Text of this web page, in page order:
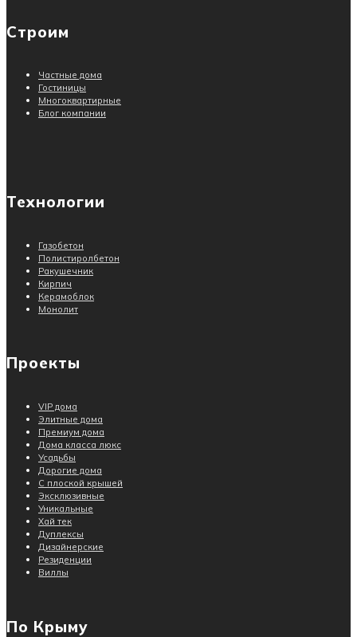
Строим
Частные дома
Гостиницы
Многоквартирные
Блог компании
Технологии
Газобетон
Полистиролбетон
Ракушечник
Кирпич
Керамоблок
Монолит
Проекты
VIP дома
Элитные дома
Премиум дома
Дома класса люкс
Усадьбы
Дорогие дома
С плоской крышей
Эксклюзивные
Уникальные
Хай тек
Дуплексы
Дизайнерские
Резиденции
Виллы
По Крыму